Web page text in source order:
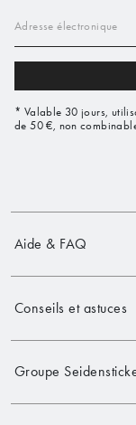
Adresse électronique
* Valable 30 jours,
de 50 €, non
Aide & FAQ
Conseils et astuces
Groupe